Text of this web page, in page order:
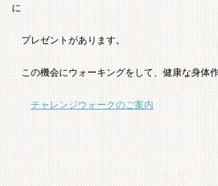
に
プレゼントがあります。
この機会にウォーキングをして、健康な身体
チャレンジウォークのご案内